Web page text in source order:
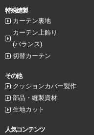
特殊縫製
カーテン裏地
カーテン上飾り
(バランス)
切替カーテン
その他
クッションカバー製作
部品・縫製資材
生地カット
人気コンテンツ